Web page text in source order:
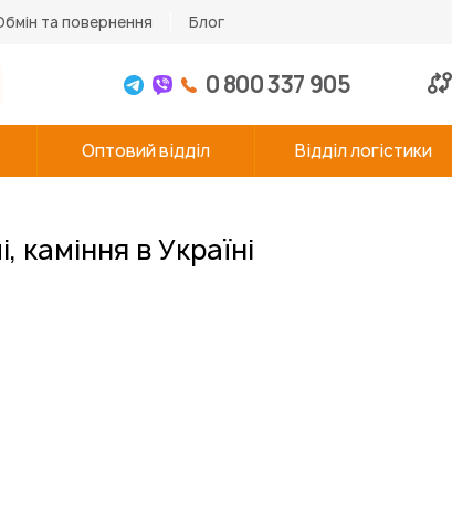
та повернення Блог
0 800 337 905
Оптовий відділ Відділ логістики
каміння в Україні